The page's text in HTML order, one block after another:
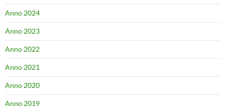
Anno 2024
Anno 2023
Anno 2022
Anno 2021
Anno 2020
Anno 2019